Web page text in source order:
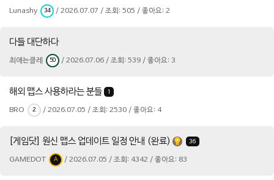
Lunashy 34 / 2026.07.07 / 조회: 505 / 좋아요: 2
다들 대단하다
최애는클레 50 / 2026.07.06 / 조회: 539 / 좋아요: 3
해외 맵스 사용하라는 분들 1
BRO 2 / 2026.07.05 / 조회: 2530 / 좋아요: 4
[게임닷] 원신 맵스 업데이트 일정 안내 (완료) 36
GAMEDOT A / 2026.07.05 / 조회: 4342 / 좋아요: 83